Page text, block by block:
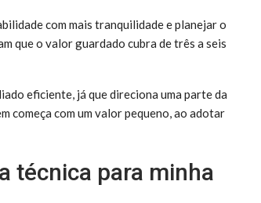
com mais tranquilidade e planejar o
que o valor guardado cubra de três a seis
eficiente, já que direciona uma parte da
começa com um valor pequeno, ao adotar
técnica para minha